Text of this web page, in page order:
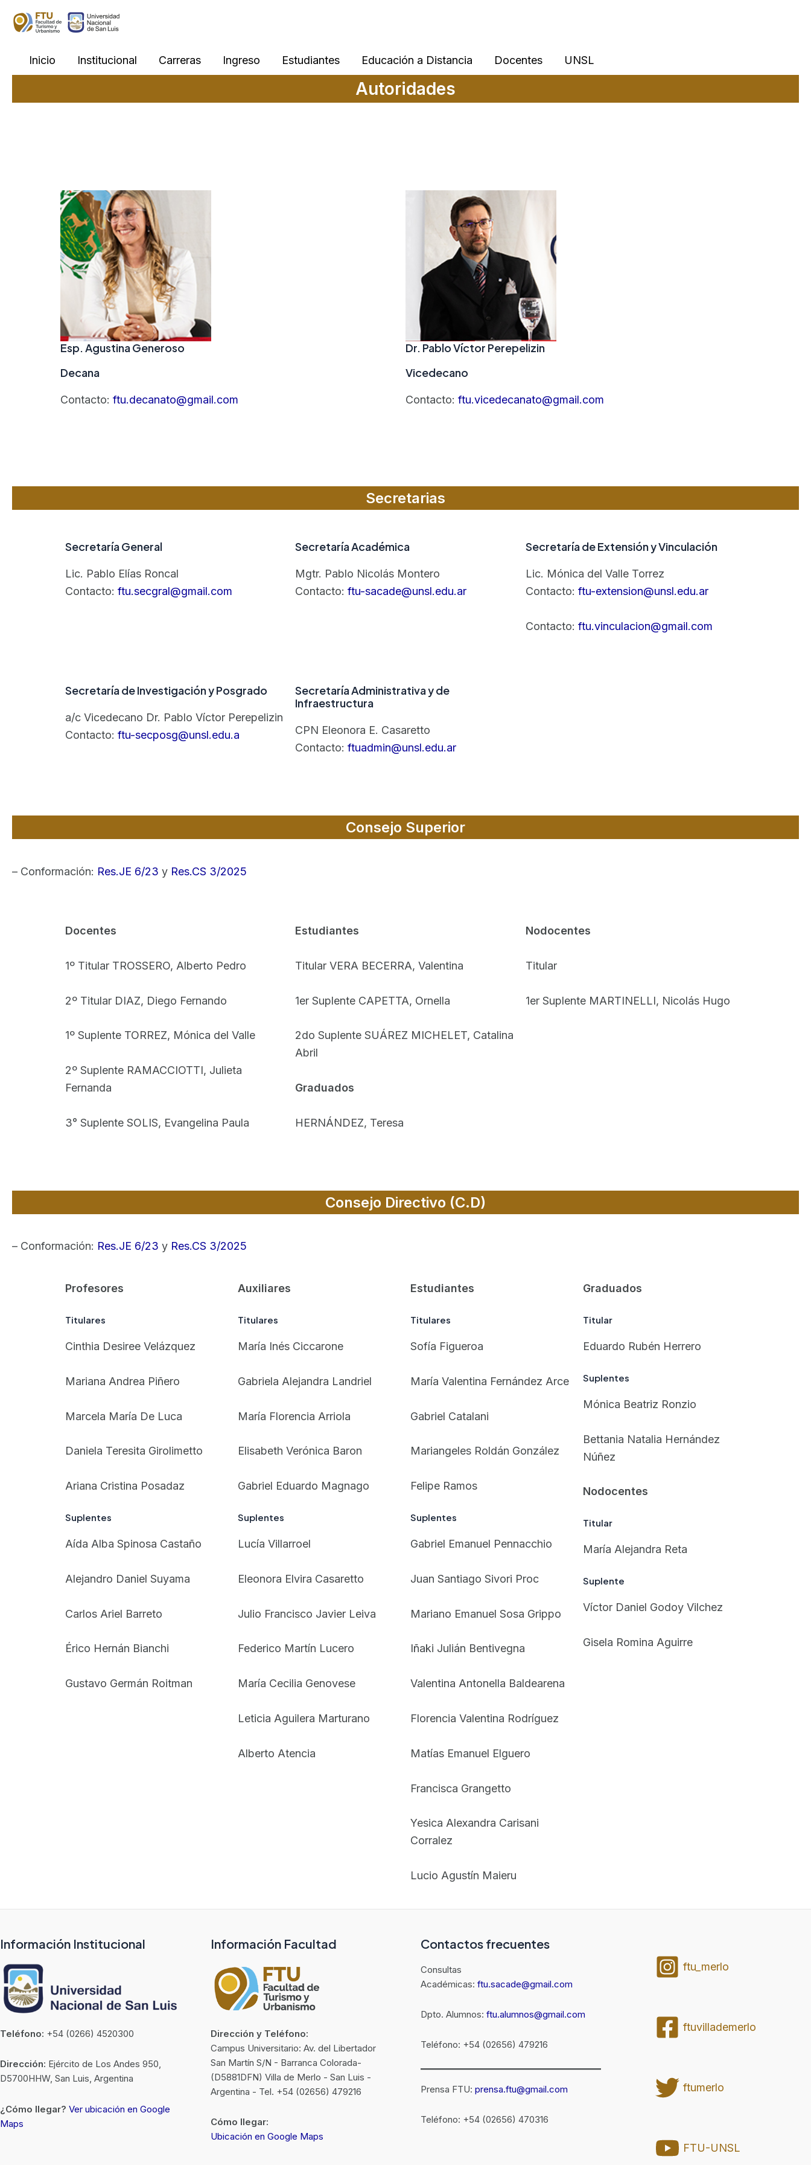
Inicio
Institucional Carreras Ingreso Estudiantes Educación a Distancia Docentes UNSL
Autoridades
Esp. Agustina Generoso
Decana
Contacto: ftu.decanato@gmail.com
Dr. Pablo Víctor Perepelizin
Vicedecano
Contacto: ftu.vicedecanato@gmail.com
Secretarias
Secretaría General
Lic. Pablo Elías Roncal
Contacto: ftu.secgral@gmail.com
Secretaría Académica
Mgtr. Pablo Nicolás Montero
Contacto:ftu-sacade@unsl.edu.ar
Secretaría de Extensión y Vinculación
Lic. Mónica del Valle Torrez
Contacto: ftu-extension@unsl.edu.ar
Contacto: ftu.vinculacion@gmail.com
Secretaría de Investigación y Posgrado
a/c Vicedecano Dr. Pablo Víctor Perepelizin
Contacto: ftu-secposg@unsl.edu.a
Secretaría Administrativa y de
Infraestructura
CPN Eleonora E. Casaretto
Contacto:ftuadmin@unsl.edu.ar
Consejo Superior
– Conformación: Res.JE 6/23 y Res.CS 3/2025
Docentes
1º Titular TROSSERO, Alberto Pedro
2º Titular DIAZ, Diego Fernando
1º Suplente TORREZ, Mónica del Valle
2º Suplente RAMACCIOTTI, Julieta
Fernanda
3° Suplente SOLIS, Evangelina Paula
Estudiantes
Titular VERA BECERRA, Valentina
1er Suplente CAPETTA, Ornella
2do Suplente SUÁREZ MICHELET, Catalina
Abril
Graduados
HERNÁNDEZ, Teresa
Nodocentes
Titular
1er Suplente MARTINELLI, Nicolás Hugo
Consejo Directivo (C.D)
– Conformación: Res.JE 6/23 y Res.CS 3/2025
Profesores
Titulares
Cinthia Desiree Velázquez
Mariana Andrea Piñero
Marcela María De Luca
Daniela Teresita Girolimetto
Ariana Cristina Posadaz
Suplentes
Aída Alba Spinosa Castaño
Alejandro Daniel Suyama
Carlos Ariel Barreto
Érico Hernán Bianchi
Gustavo Germán Roitman
Auxiliares
Titulares
María Inés Ciccarone
Gabriela Alejandra Landriel
María Florencia Arriola
Elisabeth Verónica Baron
Gabriel Eduardo Magnago
Suplentes
Lucía Villarroel
Eleonora Elvira Casaretto
Julio Francisco Javier Leiva
Federico Martín Lucero
María Cecilia Genovese
Leticia Aguilera Marturano
Alberto Atencia
Estudiantes
Titulares
Sofía Figueroa
María Valentina Fernández Arce
Gabriel Catalani
Mariangeles Roldán González
Felipe Ramos
Suplentes
Gabriel Emanuel Pennacchio
Juan Santiago Sivori Proc
Mariano Emanuel Sosa Grippo
Iñaki Julián Bentivegna
Valentina Antonella Baldearena
Florencia Valentina Rodríguez
Matías Emanuel Elguero
Francisca Grangetto
Yesica Alexandra Carisani
Corralez
Lucio Agustín Maieru
Graduados
Titular
Eduardo Rubén Herrero
Suplentes
Mónica Beatriz Ronzio
Bettania Natalia Hernández
Núñez
Nodocentes
Titular
María Alejandra Reta
Suplente
Víctor Daniel Godoy Vilchez
Gisela Romina Aguirre
Información Institucional
Teléfono: +54 (0266) 4520300
Dirección: Ejército de Los Andes 950,
D5700HHW, San Luis, Argentina
¿Cómo llegar? Ver ubicación en Google
Maps
Información Facultad
Dirección y Teléfono:
Campus Universitario: Av. del Libertador
San Martín S/N - Barranca Colorada-
(D5881DFN) Villa de Merlo - San Luis -
Argentina - Tel. +54 (02656) 479216
Cómo llegar:
Ubicación en Google Maps
Contactos frecuentes
Consultas
Académicas: ftu.sacade@gmail.com
Dpto. Alumnos: ftu.alumnos@gmail.com
Teléfono: +54 (02656) 479216
Prensa FTU: prensa.ftu@gmail.com
Teléfono: +54 (02656) 470316
ftu_merlo
ftuvillademerlo
ftumerlo
FTU-UNSL